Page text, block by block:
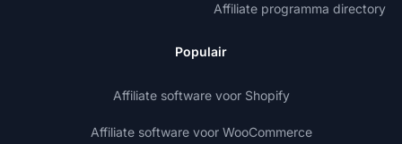
Affiliate programma directory
Populair
Affiliate software voor Shopify
Affiliate software voor WooCommerce